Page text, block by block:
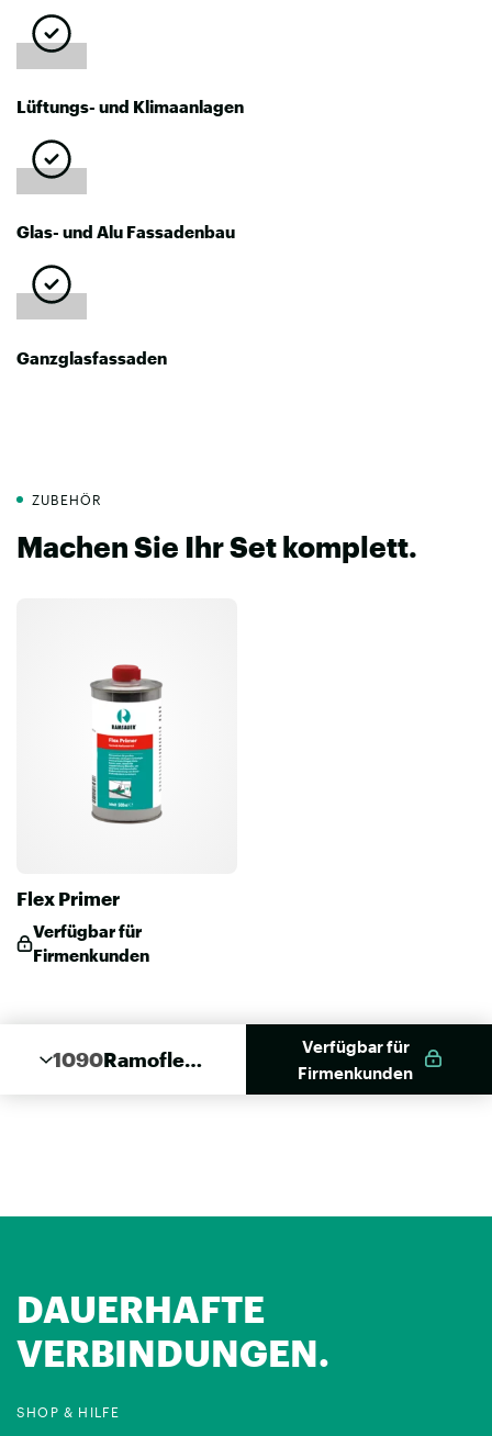
Lüftungs- und Klimaanlagen
Glas- und Alu Fassadenbau
Ganzglasfassaden
ZUBEHÖR
Machen Sie Ihr Set komplett.
Flex Primer
Verfügbar für
Firmenkunden
1090Ramoflex
Verfügbar für
Firmenkunden
DAUERHAFTE
VERBINDUNGEN.
SHOP & HILFE